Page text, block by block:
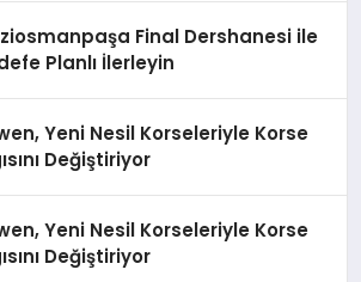
Final Dershanesi ile
Planlı İlerleyin
Yeni Nesil Korseleriyle Korse
Değiştiriyor
Yeni Nesil Korseleriyle Korse
Değiştiriyor